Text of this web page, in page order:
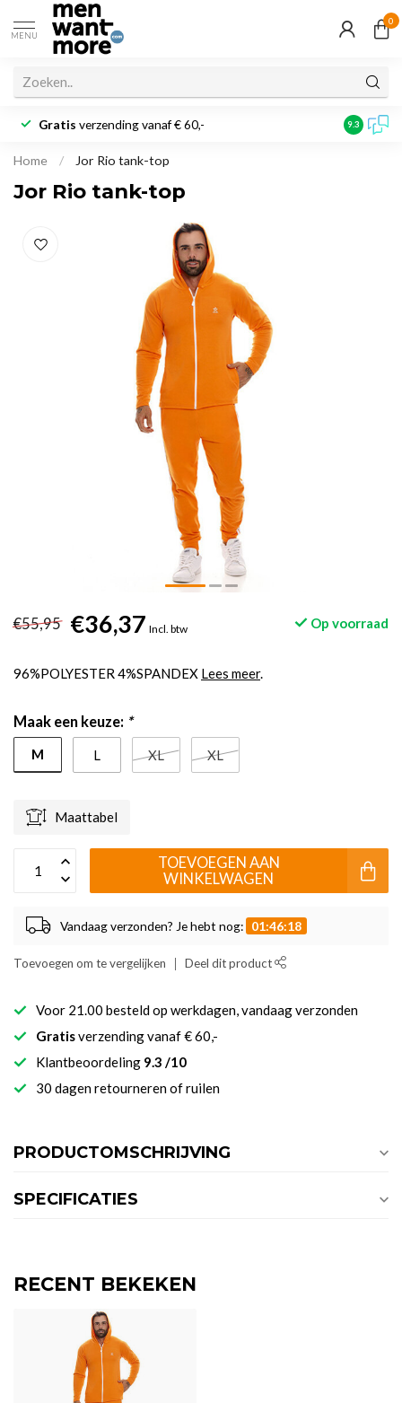
MENU
0
Gratis verzending vanaf € 60,- 9.3
Home / Jor Rio tank-top
Jor Rio tank-top
€55,95 €36,37 Incl. btw Op voorraad
96%POLYESTER 4%SPANDEX Lees meer.
Maak een keuze: *
M L XL XL
Maattabel
TOEVOEGEN AAN
WINKELWAGEN
Vandaag verzonden? Je hebt nog: 01:46:18
Toevoegen om te vergelijken Deel dit product
Voor 21.00 besteld op werkdagen, vandaag verzonden
Gratisverzending vanaf € 60,-
Klantbeoordeling 9.3 /10
30 dagen retourneren of ruilen
PRODUCTOMSCHRIJVING
SPECIFICATIES
RECENT BEKEKEN